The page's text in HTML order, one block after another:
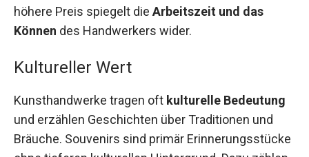
höhere Preis spiegelt die Arbeitszeit und das
Können des Handwerkers wider.
Kultureller Wert
Kunsthandwerke tragen oft kulturelle Bedeutung
und erzählen Geschichten über Traditionen und
Bräuche. Souvenirs sind primär Erinnerungsstücke